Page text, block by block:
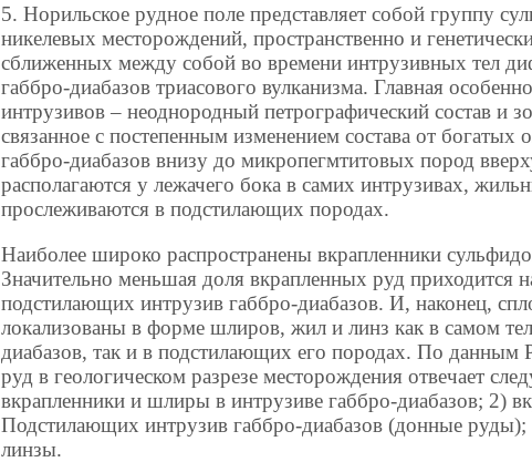
5. Норильское рудное поле представляет собой группу
никелевых месторождений, пространственно и
сближенных между собой во времени интрузивных тел
габбро-диабазов триасового вулканизма. Главная
интрузивов – неоднородный петрографический состав и
связанное с постепенным изменением состава от
габбро-диабазов внизу до микропегмтитовых пород
располагаются у лежачего бока в самих интрузивах,
прослеживаются в подстилающих породах.
Наиболее широко распространены вкрапленники
Значительно меньшая доля вкрапленных руд приходится
подстилающих интрузив габбро-диабазов. И, наконец,
локализованы в форме шлиров, жил и линз как в самом
диабазов, так и в подстилающих его породах. По данным
руд в геологическом разрезе месторождения отвечает
вкрапленники и шлиры в интрузиве габбро-диабазов; 2)
Подстилающих интрузив габбро-диабазов (донные
линзы.